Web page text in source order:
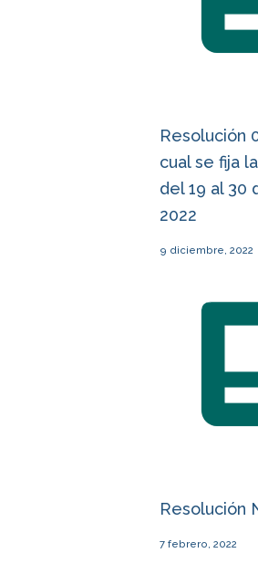
Resolución
cual se fija
del 19 al 30
2022
9 diciembre, 2022
Resolución
7 febrero, 2022